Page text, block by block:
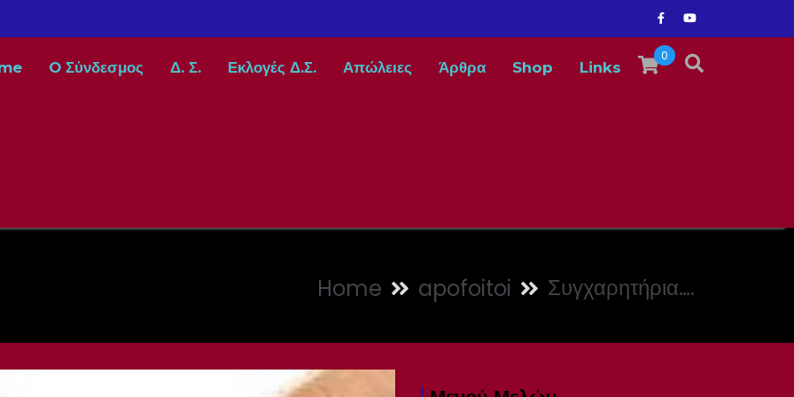
0
O Σύνδεσμος Δ. Σ. Εκλογές Δ.Σ. Απώλειες Άρθρα Shop Links
Home apofoitoi Συγχαρητήρια….